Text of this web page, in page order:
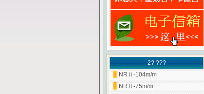
2? ???
NRⅡ-104m/m
NRⅡ-75m/m